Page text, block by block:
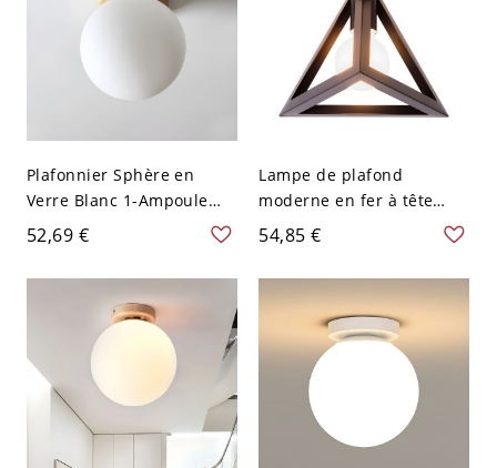
Plafonnier Sphère en
Verre Blanc 1-Ampoule
Lampe Encastrée
Moderne - 110 V-120 V
15,24 cm
52,69 €
Lampe de plafond
moderne en fer à tête
unique en forme de
triangle semi-encastrée
en gris pour chambre
54,85 €